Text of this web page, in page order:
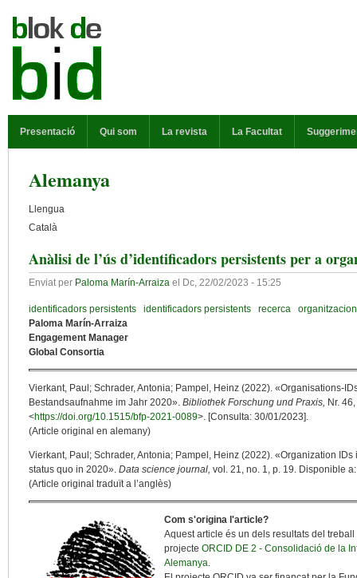
Presentació Qui som La revista La Facultat
Alemanya
Llengua
Català
Anàlisi de l’ús d’identificadors persistents per a
Enviat per Paloma Marín-Arraiza el Dc, 22/02/2023 - 15:25
identificadors persistents identificadors persistents recerca
Paloma Marín-Arraiza
Engagement Manager
Global Consortia
Vierkant, Paul; Schrader, Antonia; Pampel, Heinz (2022). «Organisations-
Bestandsaufnahme im Jahr 2020». Bibliothek Forschung und Praxis, Nr.
<https://doi.org/10.1515/bfp-2021-0089>. [Consulta: 30/01/2023].
(Article original en alemany)
Vierkant, Paul; Schrader, Antonia; Pampel, Heinz (2022). «Organization
status quo in 2020». Data science journal, vol. 21, no. 1, p. 19. Disponible
(Article original traduït a l’anglès)
Com s'origina l'article?
Aquest article és un dels resultats del
projecte ORCID DE 2 - Consolidació de la
Alemanya.